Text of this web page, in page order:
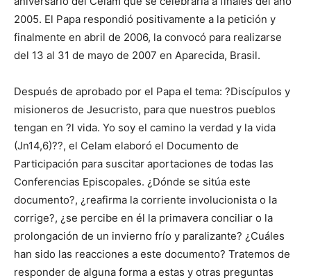
2005. El Papa respondió positivamente a la petición y
finalmente en abril de 2006, la convocó para realizarse
del 13 al 31 de mayo de 2007 en Aparecida, Brasil.
Después de aprobado por el Papa el tema: ?Discípulos y
misioneros de Jesucristo, para que nuestros pueblos
tengan en ?l vida. Yo soy el camino la verdad y la vida
(Jn14,6)??, el Celam elaboró el Documento de
Participación para suscitar aportaciones de todas las
Conferencias Episcopales. ¿Dónde se sitúa este
documento?, ¿reafirma la corriente involucionista o la
corrige?, ¿se percibe en él la primavera conciliar o la
prolongación de un invierno frío y paralizante? ¿Cuáles
han sido las reac­ciones a este documento? Tratemos de
responder de alguna forma a estas y otras preguntas